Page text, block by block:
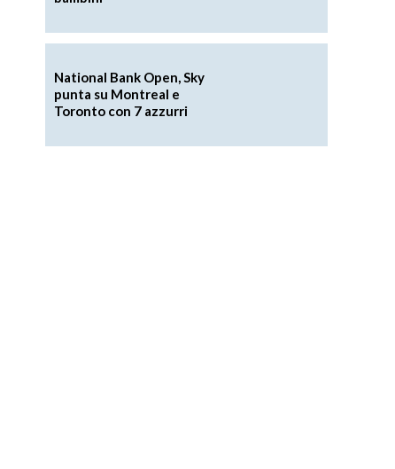
National Bank Open, Sky
punta su Montreal e
Toronto con 7 azzurri